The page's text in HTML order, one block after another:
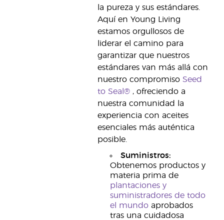
la pureza y sus estándares.
Aquí en Young Living
estamos orgullosos de
liderar el camino para
garantizar que nuestros
estándares van más allá con
nuestro compromiso Seed
to Seal® , ofreciendo a
nuestra comunidad la
experiencia con aceites
esenciales más auténtica
posible.
Suministros:
Obtenemos productos y
materia prima de
plantaciones y
suministradores de todo
el mundo aprobados
tras una cuidadosa